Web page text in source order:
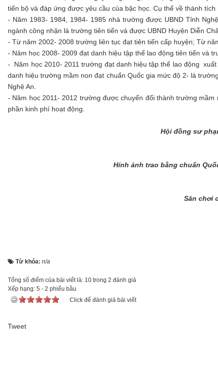
tiến bộ và đáp ứng được yêu cầu của bậc học. Cụ thể về thành
- Năm 1983- 1984, 1984- 1985 nhà trường được UBND Tỉnh
ngành công nhận là trường tiên tiến và được UBND Huyện Diễn
- Từ năm 2002- 2008 trường liên tục đạt tiên tiến cấp huyện; Từ
- Năm học 2008- 2009 đạt danh hiệu tập thể lao động tiên tiến và
- Năm học 2010- 2011 trường đạt danh hiệu tập thể lao động
danh hiệu trường mầm non đạt chuẩn Quốc gia mức độ 2- là
Nghệ An.
- Năm học 2011- 2012 trường được chuyển đổi thành trường
phần kinh phí hoạt động.
Hội đồng sư
Hính ảnh trao bằng chuẩn
Sân chơi
Từ khóa: n/a
Tổng số điểm của bài viết là: 10 trong 2 đánh giá
Xếp hạng: 5 - 2 phiếu bầu
Click để đánh giá bài viết
Tweet